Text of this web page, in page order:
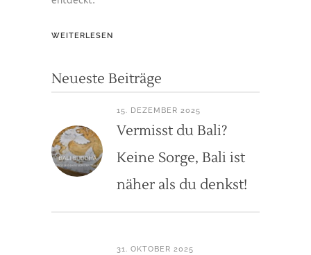
WEITERLESEN
Neueste Beiträge
15. DEZEMBER 2025
Vermisst du Bali?
Keine Sorge, Bali ist
näher als du denkst!
31. OKTOBER 2025